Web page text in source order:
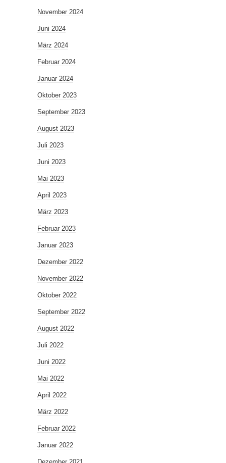
November 2024
Juni 2024
März 2024
Februar 2024
Januar 2024
Oktober 2023
September 2023
August 2023
Juli 2023
Juni 2023
Mai 2023
April 2023
März 2023
Februar 2023
Januar 2023
Dezember 2022
November 2022
Oktober 2022
September 2022
August 2022
Juli 2022
Juni 2022
Mai 2022
April 2022
März 2022
Februar 2022
Januar 2022